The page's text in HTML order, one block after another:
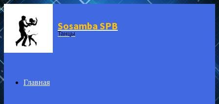
Menu Sosamba SPB
Танцы
Главная